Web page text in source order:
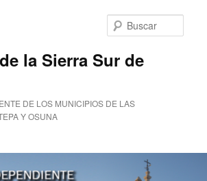
la Sierra Sur de
DE LOS MUNICIPIOS DE LAS
Y OSUNA